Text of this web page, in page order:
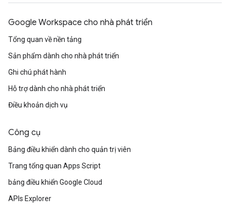
Google Workspace cho nhà phát triển
Tổng quan về nền tảng
Sản phẩm dành cho nhà phát triển
Ghi chú phát hành
Hỗ trợ dành cho nhà phát triển
Điều khoản dịch vụ
Công cụ
Bảng điều khiển dành cho quản trị viên
Trang tổng quan Apps Script
bảng điều khiển Google Cloud
APIs Explorer